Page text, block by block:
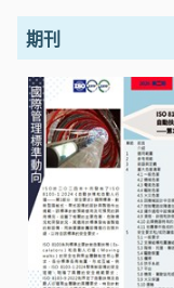
期刊